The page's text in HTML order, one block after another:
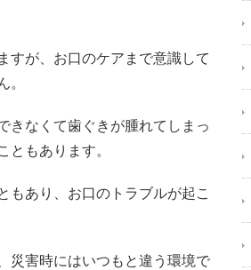
すが、お口のケアまで意識して
。
きなくて歯ぐきが腫れてしまっ
ともあります。
もあり、お口のトラブルが起こ
災害時にはいつもと違う環境で